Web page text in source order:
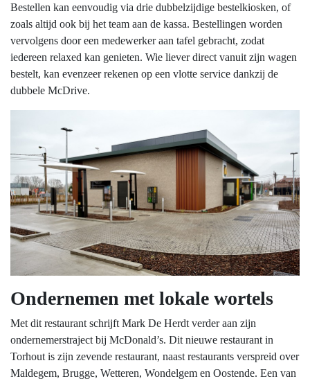
Bestellen kan eenvoudig via drie dubbelzijdige bestelkiosken, of
zoals altijd ook bij het team aan de kassa. Bestellingen worden
vervolgens door een medewerker aan tafel gebracht, zodat
iedereen relaxed kan genieten. Wie liever direct vanuit zijn wagen
bestelt, kan evenzeer rekenen op een vlotte service dankzij de
dubbele McDrive.
Ondernemen met lokale wortels
Met dit restaurant schrijft Mark De Herdt verder aan zijn
ondernemerstraject bij McDonald’s. Dit nieuwe restaurant in
Torhout is zijn zevende restaurant, naast restaurants verspreid over
Maldegem, Brugge, Wetteren, Wondelgem en Oostende. Een van